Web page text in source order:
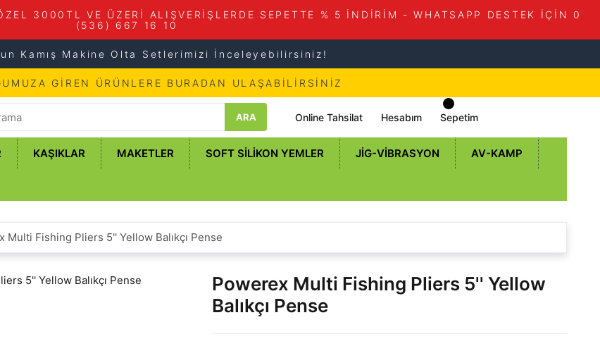
3000TL VE ÜZERİ ALIŞVERİŞLERDE SEPETTE % 5 İNDİRİM - WHATSAPP DESTEK İÇİN 0
(536) 667 16 10
Kamış Makine Olta Setlerimizi İnceleyebilirsiniz!
GİREN ÜRÜNLERE BURADAN ULAŞABİLİRSİNİZ
ARA Online Tahsilat Hesabım Sepetim
KAŞIKLAR MAKETLER SOFT SILIKON YEMLER JIG-VIBRASYON AV-KAMP
Multi Fishing Pliers 5'' Yellow Balıkçı Pense
Powerex Multi Fishing Pliers 5'' Yellow
Balıkçı Pense